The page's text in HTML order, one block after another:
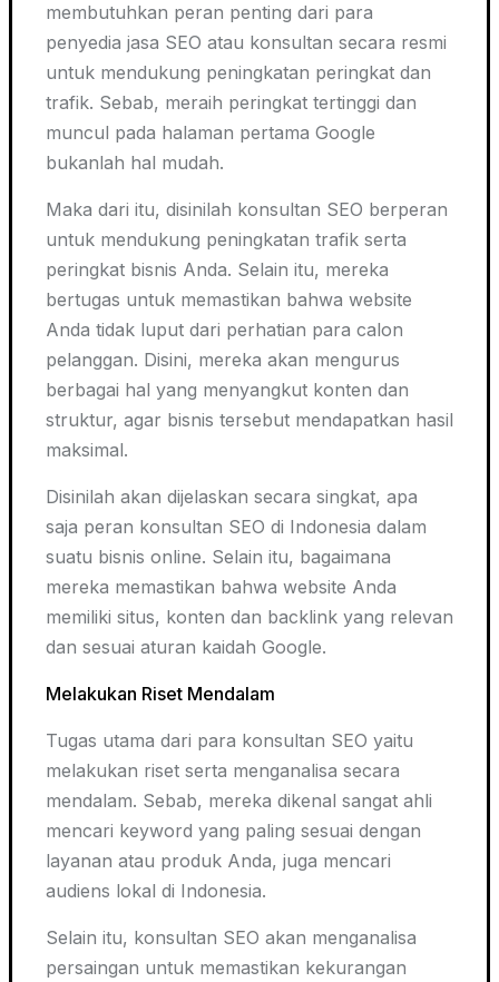
membutuhkan peran penting dari para
penyedia jasa SEO atau konsultan secara resmi
untuk mendukung peningkatan peringkat dan
trafik. Sebab, meraih peringkat tertinggi dan
muncul pada halaman pertama Google
bukanlah hal mudah.
Maka dari itu, disinilah konsultan SEO berperan
untuk mendukung peningkatan trafik serta
peringkat bisnis Anda. Selain itu, mereka
bertugas untuk memastikan bahwa website
Anda tidak luput dari perhatian para calon
pelanggan. Disini, mereka akan mengurus
berbagai hal yang menyangkut konten dan
struktur, agar bisnis tersebut mendapatkan hasil
maksimal.
Disinilah akan dijelaskan secara singkat, apa
saja peran konsultan SEO di Indonesia dalam
suatu bisnis online. Selain itu, bagaimana
mereka memastikan bahwa website Anda
memiliki situs, konten dan backlink yang relevan
dan sesuai aturan kaidah Google.
Melakukan Riset Mendalam
Tugas utama dari para konsultan SEO yaitu
melakukan riset serta menganalisa secara
mendalam. Sebab, mereka dikenal sangat ahli
mencari keyword yang paling sesuai dengan
layanan atau produk Anda, juga mencari
audiens lokal di Indonesia.
Selain itu, konsultan SEO akan menganalisa
persaingan untuk memastikan kekurangan